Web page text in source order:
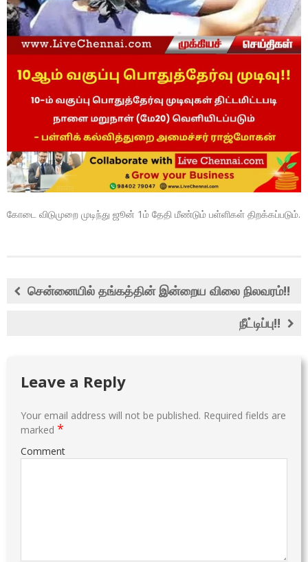
கோடை விடுமுறை முடிந்து ஜூன் 1ம் தேதி மீண்டும் பள்ளிகள் திறக்கப்படும்.
சென்னையில் தங்கத்தின் இன்றைய விலை நிலவரம்!!
நீட்டிப்பு!!
Leave a Reply
Your email address will not be published. Required fields are
marked *
Comment